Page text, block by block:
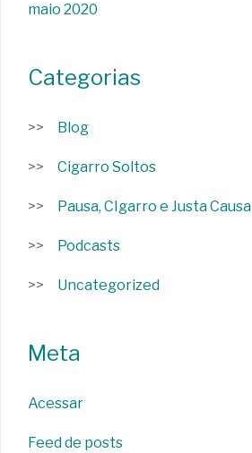
maio 2020
Categorias
Blog
Cigarro Soltos
Pausa, CIgarro e Justa Causa
Podcasts
Uncategorized
Meta
Acessar
Feed de posts